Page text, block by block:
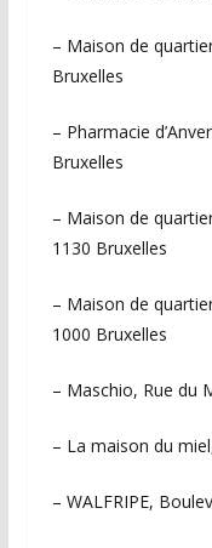
– Maison de
Bruxelles
– Pharmacie
Bruxelles
– Maison de
1130 Bruxelles
– Maison de
1000 Bruxelles
– Maschio, Rue du
– La maison du
– WALFRIPE,